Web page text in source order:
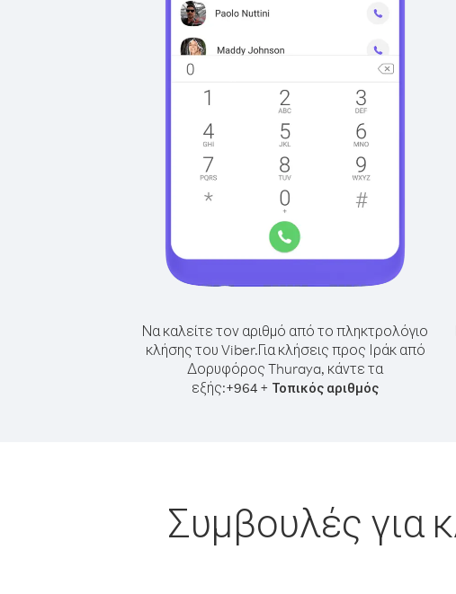
Να καλείτε τον αριθμό από το πληκτρολόγιο
κλήσης του Viber.Για κλήσεις προς Ιράκ από
Δορυφόρος Thuraya, κάντε τα
εξής:+964 + Τοπικός αριθμός
Συμβουλές για